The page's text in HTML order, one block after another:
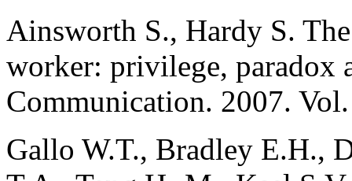
Ainsworth S., Hardy S.
worker: privilege, paradox
Communication. 2007.
Gallo W.T., Bradley E.H.,